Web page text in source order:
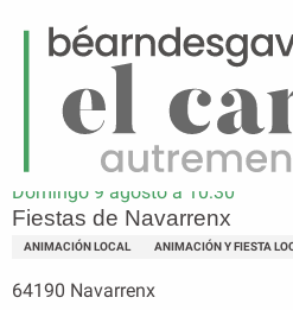
Menú
Página principal Fiestas de
Domingo 9 agosto a 10:30
Fiestas de Navarrenx
ANIMACIÓN LOCAL ANIMACIÓN Y FIESTA
64190 Navarrenx